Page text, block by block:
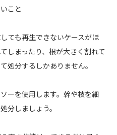
こと
ても再生できないケースがほ
しまったり、根が大きく割れて
処分するしかありません。
ーを使用します。幹や枝を細
分しましょう。